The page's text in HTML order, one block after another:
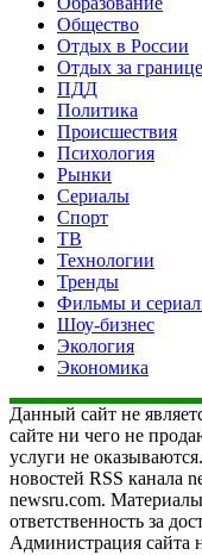
Общество
Отдых в России
Отдых за
ПДД
Политика
Происшествия
Психология
Рынки
Сериалы
Спорт
ТВ
Технологии
Тренды
Фильмы и
Шоу-бизнес
Экология
Экономика
Данный сайт не
сайте ни чего не
услуги не
новостей RSS канала
newsru.com.
ответственность за
Администрация сайта